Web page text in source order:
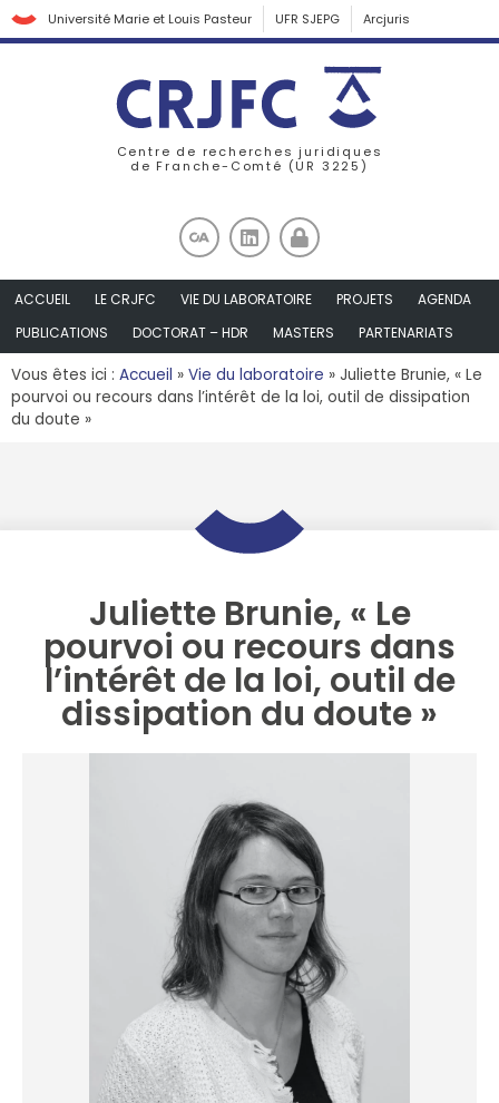
Université Marie et Louis Pasteur UFR SJEPG Arcjuris
Centre de recherches juridiques
de Franche-Comté (UR 3225)
ACCUEIL LE CRJFC VIE DU LABORATOIRE PROJETS
AGENDA
PUBLICATIONS
DOCTORAT – HDR MASTERS PARTENARIATS
Vous êtes ici : Accueil » Vie du laboratoire » Juliette Brunie, « Le
pourvoi ou recours dans l’intérêt de la loi, outil de dissipation
du doute »
Juliette Brunie, « Le
pourvoi ou recours dans
l’intérêt de la loi, outil de
dissipation du doute »